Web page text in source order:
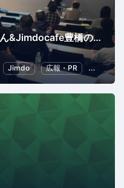
豊橋の売れる看板屋さん&Jimdocafe豊橋の商売に役立つセミナー
Jimdo 広報・PR SEO（